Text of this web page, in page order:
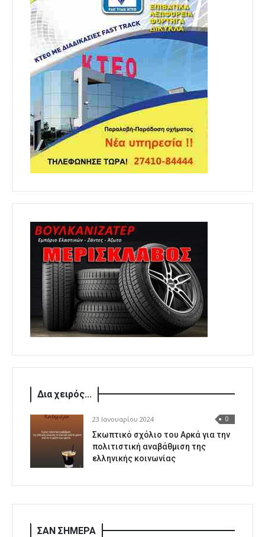
Δια χειρός...
23 Ιανουαρίου 2024 0
Σκωπτικό σχόλιο του Αρκά για την
πολιτιστική αναβάθμιση της
ελληνικής κοινωνίας
ΣΑΝ ΣΗΜΕΡΑ